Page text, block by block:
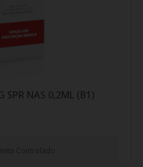
SPR NAS 0,2ML (B1)
Controlado